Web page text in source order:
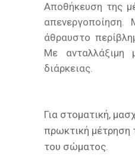
Αποθήκευση της
απενεργοποίηση.
άθραυστο
Με ανταλλάξιμη
διάρκειας.
Για στοματική,
πρωκτική μέτρηση
του σώματος.